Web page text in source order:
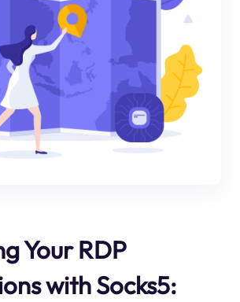
Your RDP
with Socks5: